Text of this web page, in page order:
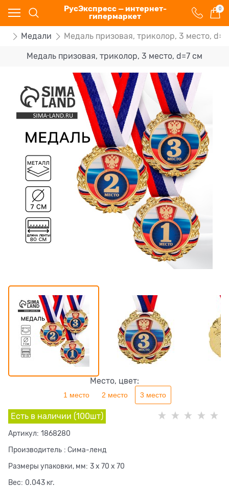
РусЭкспресс — интернет-
гипермаркет
0
Медали Медаль призовая, триколор, 3 место,
Медаль призовая, триколор, 3 место, d=7 см
Место, цвет:
1 место 2 место 3 место
Есть в наличии (100шт)
Артикул: 1868280
Производитель : Сима-ленд
Размеры упаковки, мм: 3 x 70 x 70
Вес: 0.043 кг.